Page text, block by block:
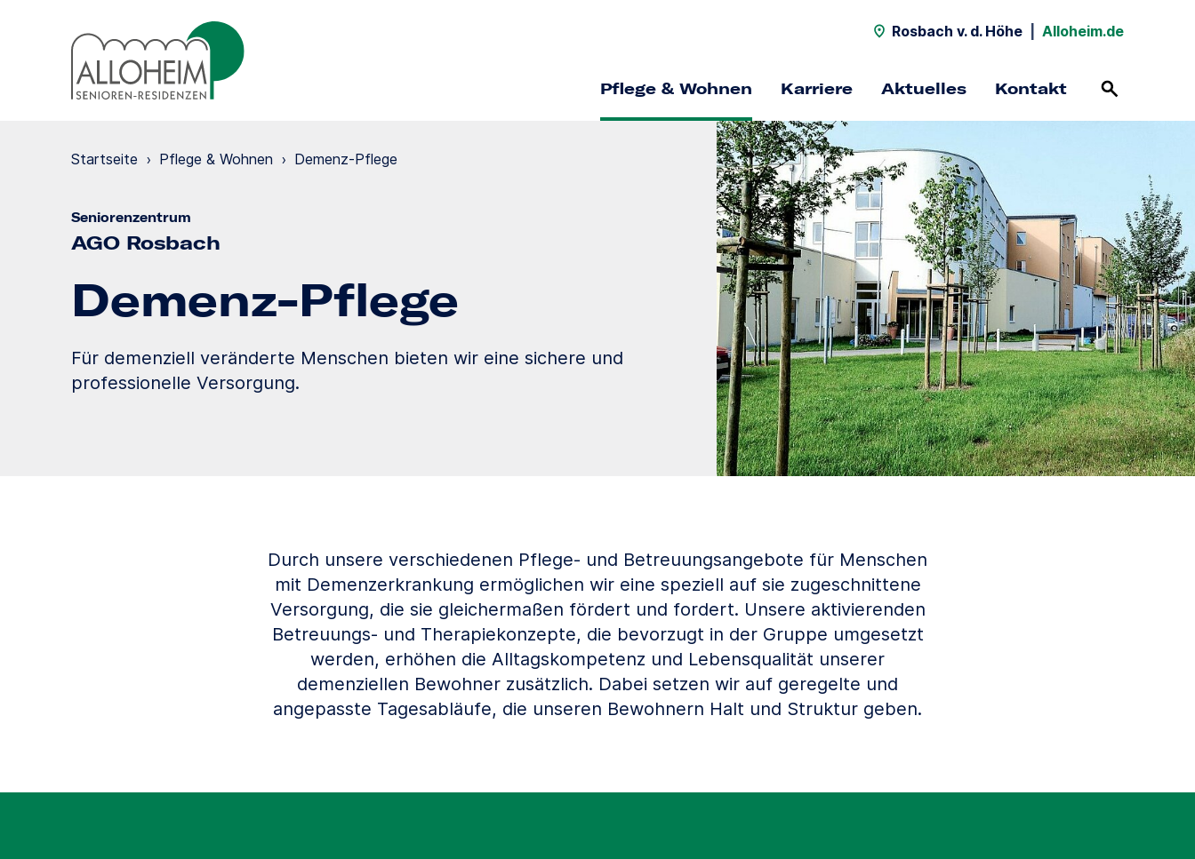
Rosbach v. d. Höhe Alloheim.de
Pflege & Wohnen Karriere Aktuelles Kontakt
Startseite › Pflege & Wohnen › Demenz-Pflege
Seniorenzentrum
AGO Rosbach
Demenz-Pflege
Für demenziell veränderte Menschen bieten wir eine sichere und
professionelle Versorgung.
Durch unsere verschiedenen Pflege- und Betreuungsangebote für Menschen
mit Demenzerkrankung ermöglichen wir eine speziell auf sie zugeschnittene
Versorgung, die sie gleichermaßen fördert und fordert. Unsere aktivierenden
Betreuungs- und Therapiekonzepte, die bevorzugt in der Gruppe umgesetzt
werden, erhöhen die Alltagskompetenz und Lebensqualität unserer
demenziellen Bewohner zusätzlich. Dabei setzen wir auf geregelte und
angepasste Tagesabläufe, die unseren Bewohnern Halt und Struktur geben.